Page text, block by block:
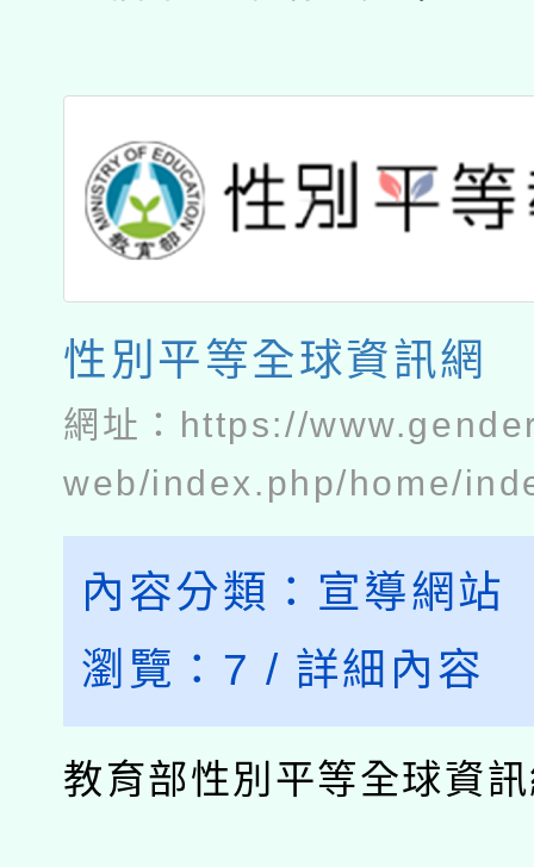
性別平等全球資訊網
網址：
https://
web/index.php/home/
內容分類： 宣導網站
瀏覽： 7 / 詳細內容
教育部性別平等全球資